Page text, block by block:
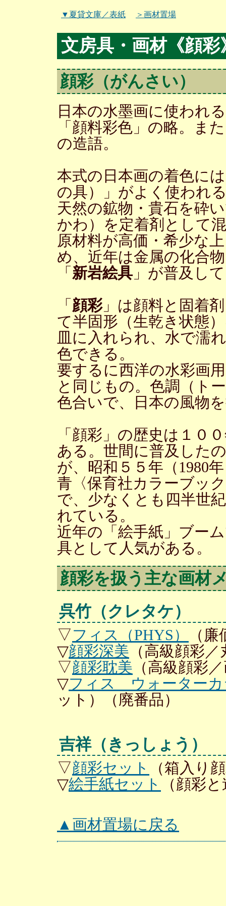
▼夏貸文庫／表紙 ＞画材置場
文房具・画材《顔彩
顔彩（がんさい）
日本の水墨画に使われ
「顔料彩色」の略。ま
の造語。
本式の日本画の着色に
の具）」がよく使われ
天然の鉱物・貴石を砕
かわ）を定着剤として
原材料が高価・希少な
め、近年は金属の化合
「 新岩絵具 」が普及し
「 顔彩」は顔料と固着
て半固形（生乾き状態
皿に入れられ、水で濡
色できる。
要するに西洋の水彩画
と同じもの。色調（ト
色合いで、日本の風物
「顔彩」の歴史は１０
ある。世間に普及した
が、昭和５５年（1980
青〈保育社カラーブッ
で、少なくとも四半世
れている。
近年の「絵手紙」ブー
具として人気がある。
顔彩を扱う主な画材
呉竹（クレタケ）
▽フィス（PHYS）
（
▽顔彩深美 （高級顔彩
▽顔彩耽美 （高級顔彩
▽フィス ウォーターカ
ット）（廃番品）
吉祥（きっしょう）
▽顔彩セット
（箱入り
▽絵手紙セット （顔彩
▲画材置場に戻る